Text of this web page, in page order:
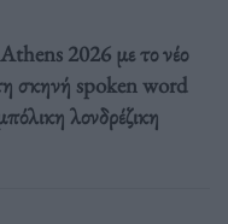
2026 με το νέο
σκηνή spoken word
λονδρέζικη